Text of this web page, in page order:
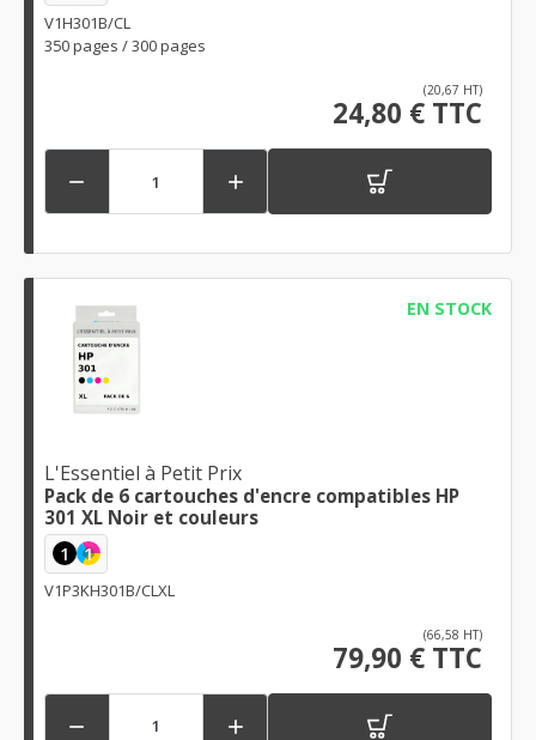
V1H301B/CL
350 pages / 300 pages
(20,67 HT)
24,80 € TTC
 
EN STOCK
L'Essentiel à Petit Prix
Pack de 6 cartouches d'encre compatibles HP
301 XL Noir et couleurs
1 1
V1P3KH301B/CLXL
(66,58 HT)
79,90 € TTC
 